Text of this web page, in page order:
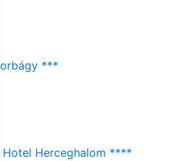
***
Herceghalom ****